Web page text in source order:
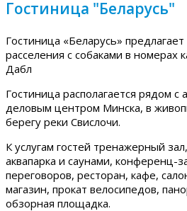
Гостиница "Беларусь"
Гостиница «Беларусь»
расселения с собаками в номерах
Дабл
Гостиница располагается рядом
деловым центром Минска, в
берегу реки Свислочи.
К услугам гостей тренажерный
аквапарка и саунами, конференц-
переговоров, ресторан, кафе,
магазин, прокат велосипедов,
обзорная площадка.